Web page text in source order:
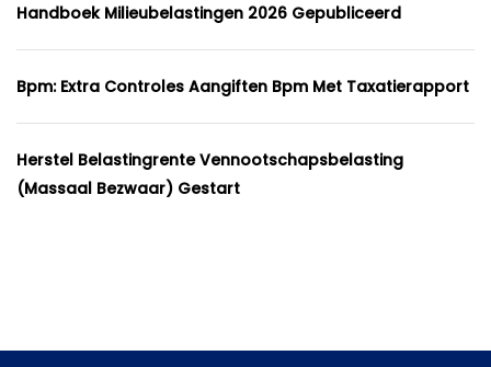
Handboek Milieubelastingen 2026 Gepubliceerd
Bpm: Extra Controles Aangiften Bpm Met Taxatierapport
Herstel Belastingrente Vennootschapsbelasting
(massaal Bezwaar) Gestart